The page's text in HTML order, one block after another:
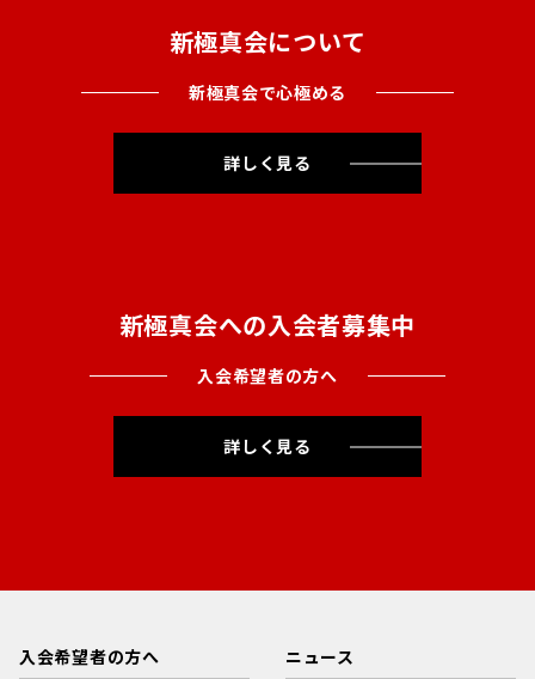
新極真会について
新極真会で心極める
詳しく見る
新極真会への入会者募集中
入会希望者の方へ
詳しく見る
入会希望者の方へ ニュース